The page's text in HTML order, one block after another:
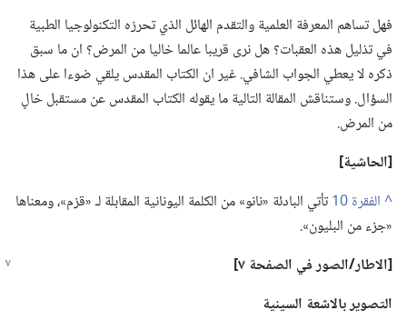
فهل تساهم المعرفة العلمية والتقدم الهائل الذي تحرزه التكنولوجيا الطبية
في تذليل هذه العقبات؟‏ هل نرى قريبا عالما خاليا من المرض؟‏ ان ما سبق
ذكره لا يعطي الجواب الشافي.‏ غير ان الكتاب المقدس يلقي ضوءا على هذا
السؤال.‏ وستناقش المقالة التالية ما يقوله الكتاب المقدس عن مستقبل خالٍ
من المرض.‏
‏[الحاشية]‏
^
تأتي البادئة «نانو» من الكلمة اليونانية المقابلة لـ‍ «قزم»،‏ ومعناها
«جزء من البليون».‏
‏[الاطار/‏الصورفي الصفحة ٧]‏
التصوير بالاشعة السينية